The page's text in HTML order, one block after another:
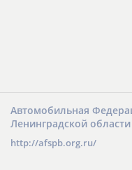
Автомобильная
Ленинградской области
http://afspb.org.ru/